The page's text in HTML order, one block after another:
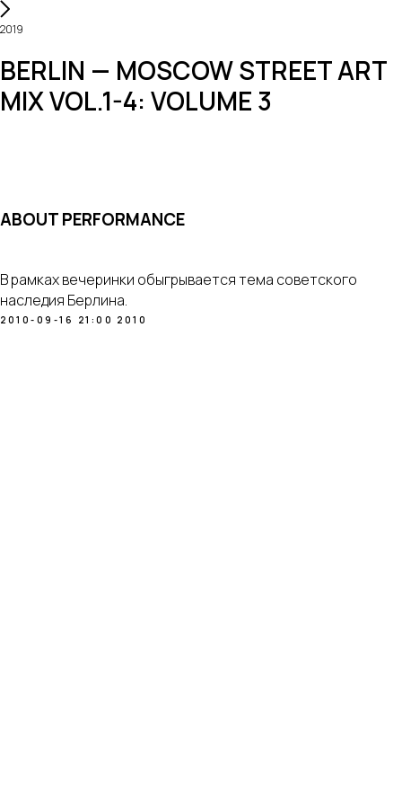
2019
BERLIN — MOSCOW STREET ART
MIX VOL.1-4: VOLUME 3
ABOUT PERFORMANCE
В рамках вечеринки обыгрывается тема советского
наследия Берлина.
2010-09-16 21:00 2010